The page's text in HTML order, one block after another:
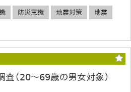
防災意識 地震対策 地震
査（20～69歳の男女対象）